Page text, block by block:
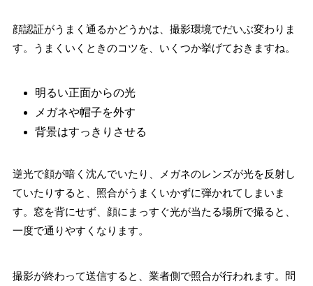
顔認証がうまく通るかどうかは、撮影環境でだいぶ変わりま
す。うまくいくときのコツを、いくつか挙げておきますね。
明るい正面からの光
メガネや帽子を外す
背景はすっきりさせる
逆光で顔が暗く沈んでいたり、メガネのレンズが光を反射し
ていたりすると、照合がうまくいかずに弾かれてしまいま
す。窓を背にせず、顔にまっすぐ光が当たる場所で撮ると、
一度で通りやすくなります。
撮影が終わって送信すると、業者側で照合が行われます。問